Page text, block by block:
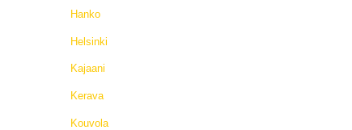
Hanko
Helsinki
Kajaani
Kerava
Kouvola